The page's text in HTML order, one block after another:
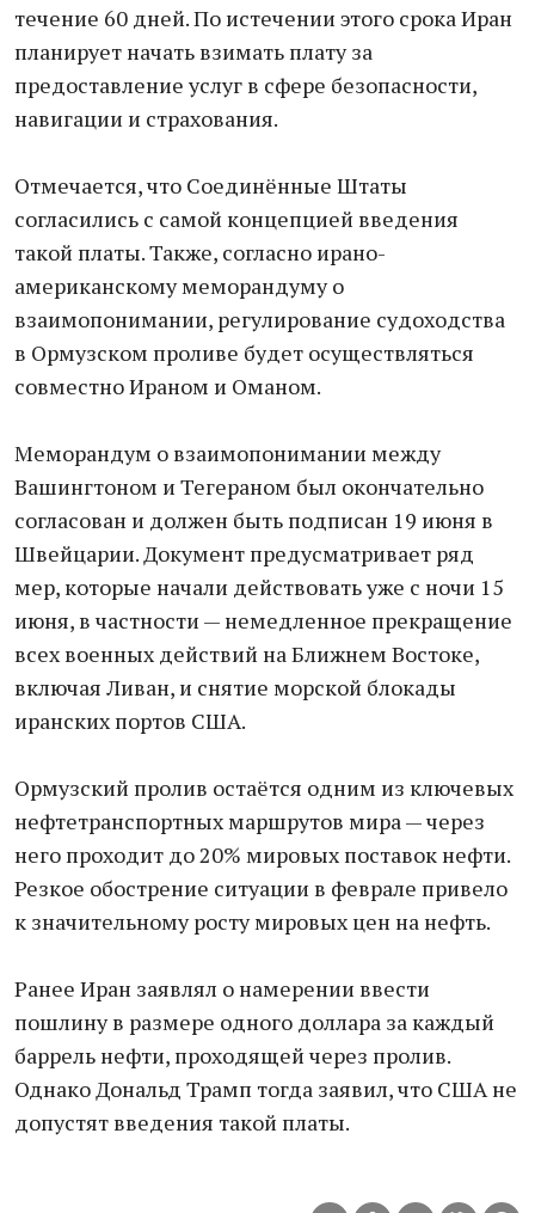
течение 60 дней. По истечении этого срока Иран
планирует начать взимать плату за
предоставление услуг в сфере безопасности,
навигации и страхования.
Отмечается, что Соединённые Штаты
согласились с самой концепцией введения
такой платы. Также, согласно ирано-
американскому меморандуму о
взаимопонимании, регулирование судоходства
в Ормузском проливе будет осуществляться
совместно Ираном и Оманом.
Меморандум о взаимопонимании между
Вашингтоном и Тегераном был окончательно
согласован и должен быть подписан 19 июня в
Швейцарии. Документ предусматривает ряд
мер, которые начали действовать уже с ночи 15
июня, в частности — немедленное прекращение
всех военных действий на Ближнем Востоке,
включая Ливан, и снятие морской блокады
иранских портов США.
Ормузский пролив остаётся одним из ключевых
нефтетранспортных маршрутов мира — через
него проходит до 20% мировых поставок нефти.
Резкое обострение ситуации в феврале привело
к значительному росту мировых цен на нефть.
Ранее Иран заявлял о намерении ввести
пошлину в размере одного доллара за каждый
баррель нефти, проходящей через пролив.
Однако Дональд Трамп тогда заявил, что США не
допустят введения такой платы.